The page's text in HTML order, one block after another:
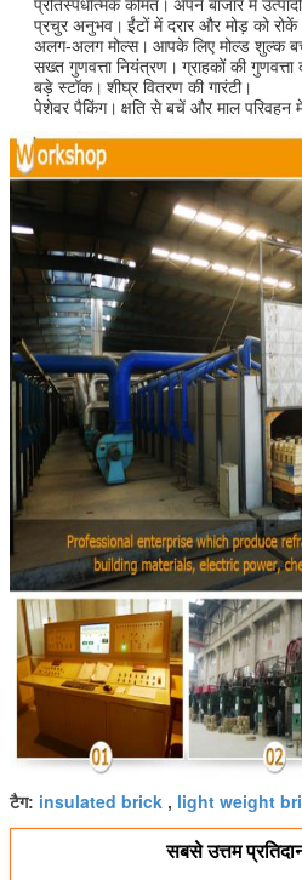
प्रतिस्पर्धात्मक कीमत। अपने बाजार में
प्रचुर अनुभव। ईंटों में दरार और मोड़ को
अलग-अलग मोल्स। आपके लिए मोल्ड शुल्क
सख्त गुणवत्ता नियंत्रण। ग्राहकों की
बड़े स्टॉक। शीघ्र वितरण की गारंटी।
पेशेवर पैकिंग। क्षति से बचें और माल परिवहन
टैग: insulated brick , light weight
सबसे उत्तम